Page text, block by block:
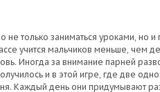
только заниматься уроками, но
учится мальчиков меньше, чем
Иногда за внимание парней
и в этой игре, где две
Каждый день они придумывают